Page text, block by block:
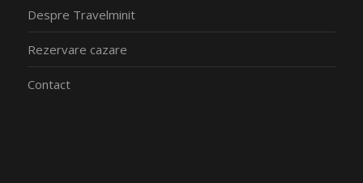
Despre Travelminit
Rezervare cazare
Contact